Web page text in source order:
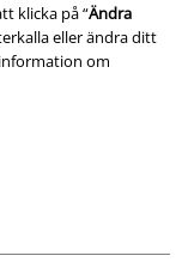
klicka på “Ändra
eller ändra ditt
om